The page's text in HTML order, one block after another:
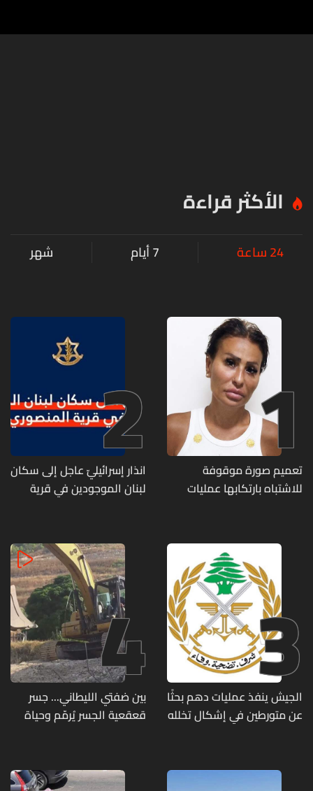
الأكثر قراءة
24 ساعة 7 أيام شهر
1
تعميم صورة موقوفة
للاشتباه بارتكابها عمليات
2
انذار إسرائيليّ عاجل إلى سكان
لبنان الموجودين في قرية
3
الجيش ينفذ عمليات دهم بحثًا
عن متورطين في إشكال تخلله
مزروعة بالماريجوانا
4
بين ضفتي الليطاني... جسر
قعقعية الجسر يُرمّم وحياة